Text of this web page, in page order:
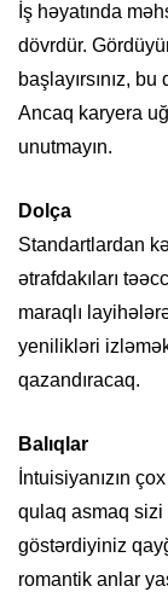
İş həyatında
dövrdür.
başlayırsınız,
Ancaq karyera
unutmayın.
Dolça
Standartlardan
ətrafdakıları
maraqlı
yenilikləri
qazandıracaq.
Balıqlar
İntuisiyanızın
qulaq asmaq sizi
göstərdiyiniz
romantik anlar